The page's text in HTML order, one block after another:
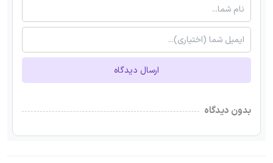
ارسال دیدگاه
بدون دیدگاه